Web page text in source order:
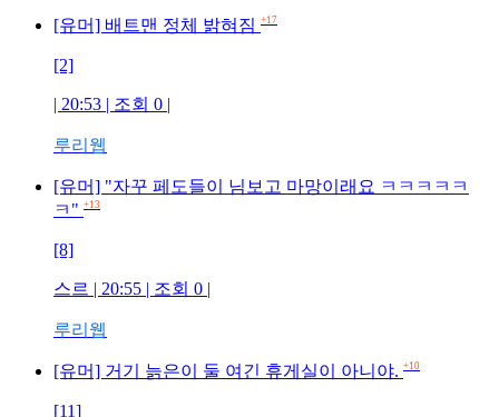
[유머] 배트맨 정체 밝혀짐 +17
[2]
| 20:53 | 조회 0 |
루리웹
[유머] "자꾸 페도들이 님보고 마망이래요 ㅋㅋㅋㅋㅋ
ㅋ" +13
[8]
스르 | 20:55 | 조회 0 |
루리웹
[유머] 거기 늙은이 둘 여긴 휴게실이 아니야. +10
[11]